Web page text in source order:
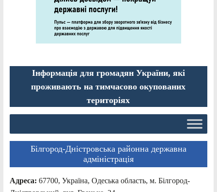
Інформація для громадян України, які
проживають на тимчасово окупованих
територіях
Білгород-Дністровська районна державна
адміністрація
Адреса: 67700, Україна, Одеська область, м. Білгород-